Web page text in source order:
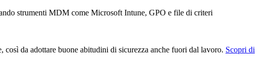
strumenti MDM come Microsoft Intune, GPO e file di criteri
da adottare buone abitudini di sicurezza anche fuori dal lavoro. Scopri di